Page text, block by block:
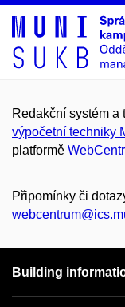
Redakční systém
výpočetní techniky
platformě
Připomínky či
Building